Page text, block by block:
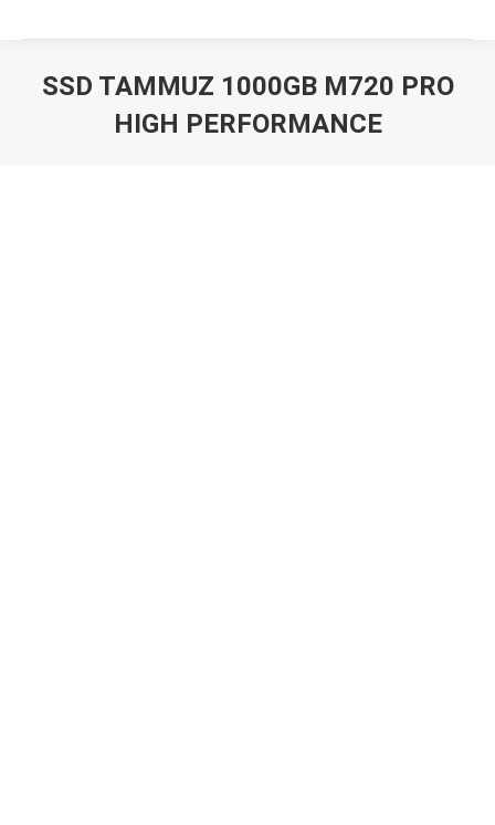
SSD TAMMUZ 1000GB M720 PRO
HIGH PERFORMANCE